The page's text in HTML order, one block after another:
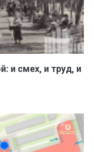
и смех, и труд, и